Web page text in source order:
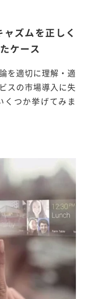
ズムを正しく
ケース
を適切に理解・適
スの市場導入に失
くつか挙げてみま